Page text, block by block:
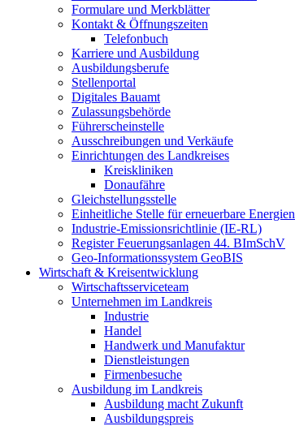
Formulare und Merkblätter
Kontakt & Öffnungszeiten
Telefonbuch
Karriere und Ausbildung
Ausbildungsberufe
Stellenportal
Digitales Bauamt
Zulassungsbehörde
Führerscheinstelle
Ausschreibungen und Verkäufe
Einrichtungen des Landkreises
Kreiskliniken
Donaufähre
Gleichstellungsstelle
Einheitliche Stelle für erneuerbare Energien
Industrie-Emissionsrichtlinie (IE-RL)
Register Feuerungsanlagen 44. BImSchV
Geo-Informationssystem GeoBIS
Wirtschaft & Kreisentwicklung
Wirtschaftsserviceteam
Unternehmen im Landkreis
Industrie
Handel
Handwerk und Manufaktur
Dienstleistungen
Firmenbesuche
Ausbildung im Landkreis
Ausbildung macht Zukunft
Ausbildungspreis